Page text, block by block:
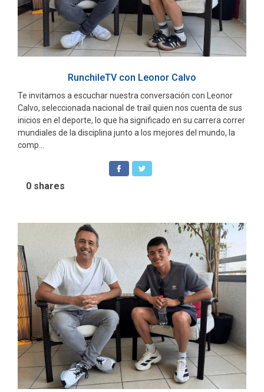
RunchileTV con Leonor Calvo
Te invitamos a escuchar nuestra conversación con Leonor
Calvo, seleccionada nacional de trail quien nos cuenta de sus
inicios en el deporte, lo que ha significado en su carrera correr
mundiales de la disciplina junto a los mejores del mundo, la
comp...
0 shares